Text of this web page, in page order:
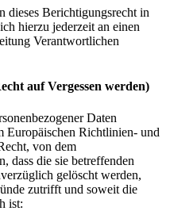
dieses Berichtigungsrecht in
hierzu jederzeit an einen
Verantwortlichen
auf Vergessen werden)
Daten
Europäischen Richtlinien- und
von dem
dass die sie betreffenden
gelöscht werden,
zutrifft und soweit die
ist: